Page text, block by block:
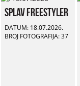
Splav Freestyler
DATUM: 18.07.2026.
BROJ FOTOGRAFIJA: 37